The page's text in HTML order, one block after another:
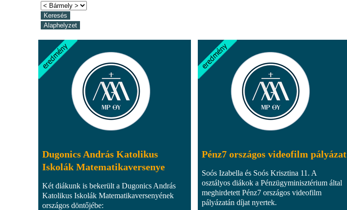
Dugonics András Katolikus
Iskolák Matematikaversenye
Két diákunk is bekerült a Dugonics András
Katolikus Iskolák Matematikaversenyének
országos döntőjébe:
Pénz7 országos videofilm pályázat
Soós Izabella és Soós Krisztina 11. A
osztályos diákok a Pénzügyminisztérium által
meghirdetett Pénz7 országos videofilm
pályázatán díjat nyertek.